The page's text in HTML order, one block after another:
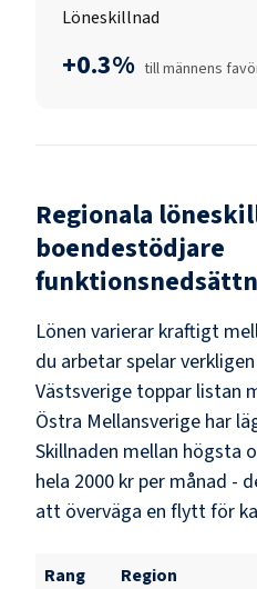
Löneskillnad
+0.3% till männens
Regionala
boendestödjare
Lönen varierar kraftigt
du arbetar spelar
Västsverige toppar listan
Östra Mellansverige har
Skillnaden mellan högsta
hela 2000 kr per månad -
att överväga en flytt för
Rang Region